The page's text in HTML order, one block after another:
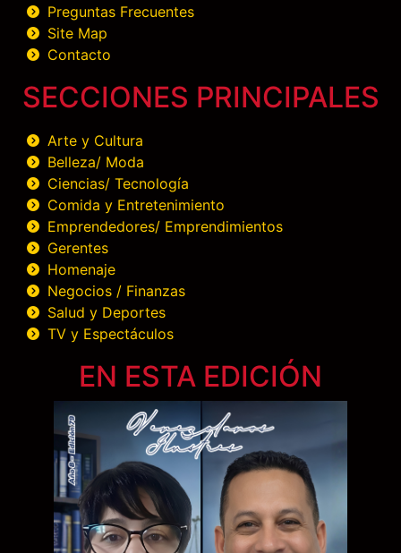
Preguntas Frecuentes
Site Map
Contacto
SECCIONES PRINCIPALES
Arte y Cultura
Belleza/ Moda
Ciencias/ Tecnología
Comida y Entretenimiento
Emprendedores/ Emprendimientos
Gerentes
Homenaje
Negocios / Finanzas
Salud y Deportes
TV y Espectáculos
EN ESTA EDICIÓN